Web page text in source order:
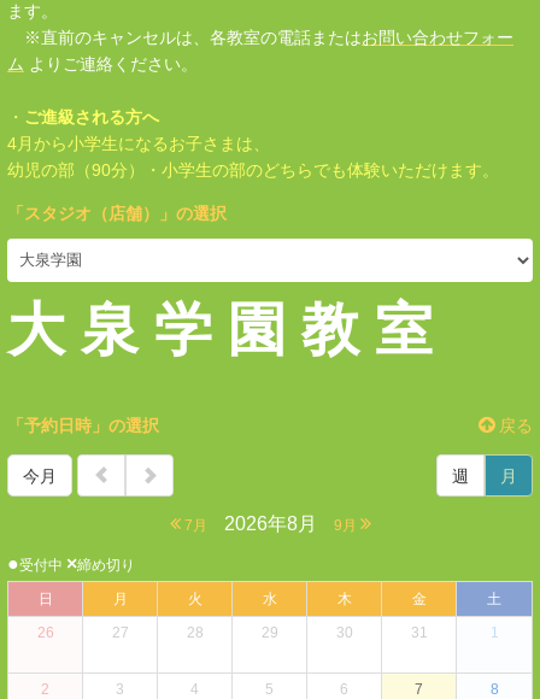
ます。
※直前のキャンセルは、各教室の電話またはお問い合わせフォー
ム よりご連絡ください。
・ ご進級される方へ
4月から小学生になるお子さまは、
幼児の部（90分）・小学生の部のどちらでも体験いただけます。
「 スタジオ（店舗） 」の選択
大 泉 学 園 教 室
戻る
「予約日時」の選択
今月
7月 2026年8月 9月
週 月
●受付中 ×締め切り
日
月 火 水 木 金
土
26
27 28 29 30 31 1
2 3 4 5 6 7 8